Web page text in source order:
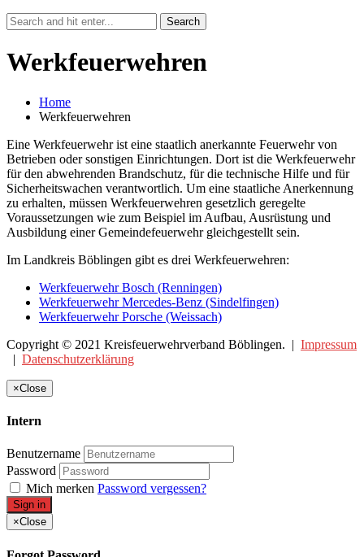
Werkfeuerwehren
Home
Werkfeuerwehren
Eine Werkfeuerwehr ist eine staatlich anerkannte Feuerwehr von
Betrieben oder sonstigen Einrichtungen. Dort ist die Werkfeuerwehr
für den abwehrenden Brandschutz, für die technische Hilfe und für
Sicherheitswachen verantwortlich. Um eine staatliche Anerkennung
zu erhalten, müssen Werkfeuerwehren gesetzlich geregelte
Voraussetzungen wie zum Beispiel im Aufbau, Ausrüstung und
Ausbildung einer Gemeindefeuerwehr gleichgestellt sein.
Im Landkreis Böblingen gibt es drei Werkfeuerwehren:
Werkfeuerwehr Bosch (Renningen)
Werkfeuerwehr Mercedes-Benz (Sindelfingen)
Werkfeuerwehr Porsche (Weissach)
Copyright © 2021 Kreisfeuerwehrverband Böblingen. | Impressum
| Datenschutzerklärung
×Close
Intern
Benutzername
Password
Mich merken Password vergessen?
Sign in
×Close